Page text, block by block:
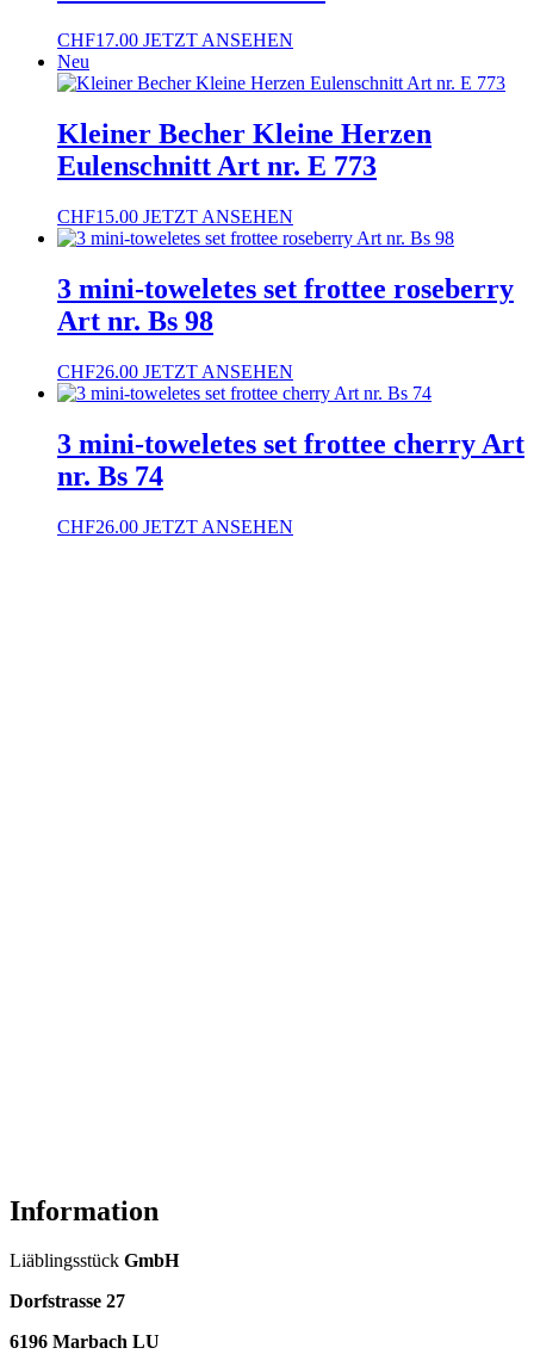
CHF17.00 JETZT ANSEHEN
Neu
Kleiner Becher Kleine Herzen
Eulenschnitt Art nr. E 773
CHF15.00 JETZT ANSEHEN
3 mini-toweletes set frottee roseberry
Art nr. Bs 98
CHF26.00 JETZT ANSEHEN
3 mini-toweletes set frottee cherry Art
nr. Bs 74
CHF26.00 JETZT ANSEHEN
Information
Liäblingsstück GmbH
Dorfstrasse 27
6196 Marbach LU